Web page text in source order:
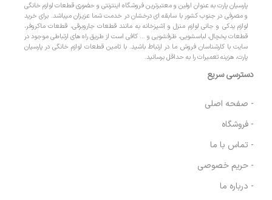
پارسیان پارت به عنوان اولین و معتبرترین فروشگاه اینترنتی و حضوری قطعات لوازم خانگی
و مصرفی در جنوب کشور با سابقه ای درخشان در خدمت شما عزیزان میباشد. برای خرید
لوازم یدکی و جانی لوازم منزل و آشپزخانه به مانند قطعات جاروبرقی، قطعات ماکروفر،
قطعات یخچال، لباسشویی، ظرفشویی و … کافی است از طریق راه های ارتباطی موجود در
سایت با کارشناسان فروش ما در ارتباط باشید. با تامین قطعات لوازم خانگی در پارسیان
پارت، هزینه تعمیرات را به حداقل برسانید.
دسترسی سریع
- صفحه اصلی
- فروشگاه
- تماس با ما
- حریم خصوصی
- درباره ما